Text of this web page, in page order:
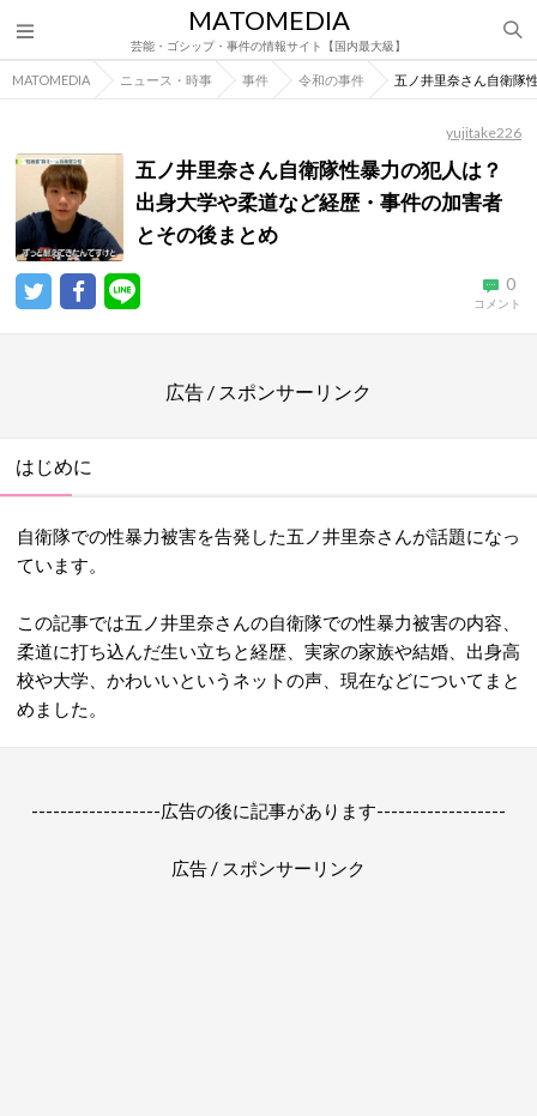
MATOMEDIA
芸能・ゴシップ・事件の情報サイト【国内最大級】
MATOMEDIA ニュース・時事 事件 令和の事件 五ノ井里奈さん自衛隊
yujitake226
五ノ井里奈さん自衛隊性暴力の犯人は？
出身大学や柔道など経歴・事件の加害者
とその後まとめ
0
コメント
広告 / スポンサーリンク
はじめに
自衛隊での性暴力被害を告発した五ノ井里奈さんが話題になっ
ています。
この記事では五ノ井里奈さんの自衛隊での性暴力被害の内容、
柔道に打ち込んだ生い立ちと経歴、実家の家族や結婚、出身高
校や大学、かわいいというネットの声、現在などについてまと
めました。
------------------広告の後に記事があります------------------
広告 / スポンサーリンク